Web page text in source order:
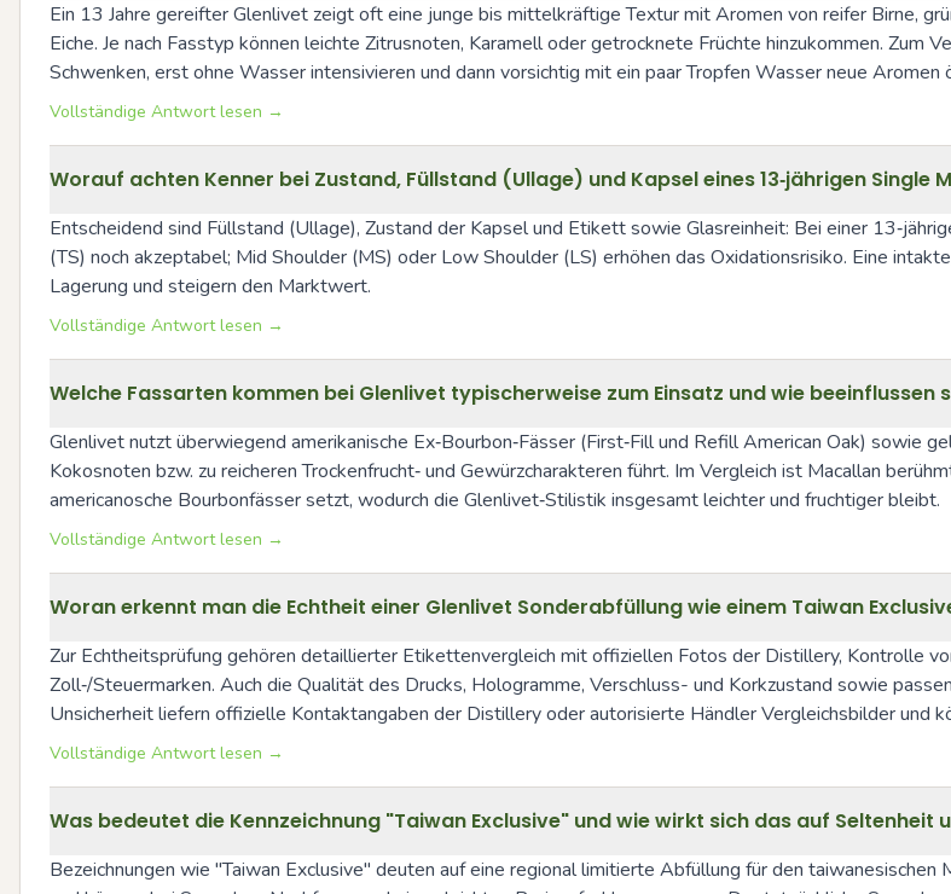
Ein 13 Jahre gereifter Glenlivet zeigt oft eine junge bis mittelkräftige Textur mit Aromen von reifer Birne,
Eiche. Je nach Fasstyp können leichte Zitrusnoten, Karamell oder getrocknete Früchte hinzukommen. Zum
Schwenken, erst ohne Wasser intensivieren und dann vorsichtig mit ein paar Tropfen Wasser neue Aromen
Vollständige Antwort lesen →
Worauf achten Kenner bei Zustand, Füllstand (Ullage) und Kapsel eines 13‑jährigen Single
Entscheidend sind Füllstand (Ullage), Zustand der Kapsel und Etikett sowie Glasreinheit: Bei einer
(TS) noch akzeptabel; Mid Shoulder (MS) oder Low Shoulder (LS) erhöhen das Oxidationsrisiko. Eine
Lagerung und steigern den Marktwert.
Vollständige Antwort lesen →
Welche Fassarten kommen bei Glenlivet typischerweise zum Einsatz und wie beeinflussen
Glenlivet nutzt überwiegend amerikanische Ex‑Bourbon‑Fässer (First‑Fill und Refill American Oak) sowie
Kokosnoten bzw. zu reicheren Trockenfrucht‑ und Gewürzcharakteren führt. Im Vergleich ist Macallan
americanosche Bourbonfässer setzt, wodurch die Glenlivet‑Stilistik insgesamt leichter und fruchtiger bleibt.
Vollständige Antwort lesen →
Woran erkennt man die Echtheit einer Glenlivet Sonderabfüllung wie einem Taiwan
Zur Echtheitsprüfung gehören detaillierter Etikettenvergleich mit offiziellen Fotos der Distillery, Kontrolle
Zoll‑/Steuermarken. Auch die Qualität des Drucks, Hologramme, Verschluss- und Korkzustand sowie
Unsicherheit liefern offizielle Kontaktangaben der Distillery oder autorisierte Händler Vergleichsbilder und
Vollständige Antwort lesen →
Was bedeutet die Kennzeichnung "Taiwan Exclusive" und wie wirkt sich das auf Seltenheit
Bezeichnungen wie "Taiwan Exclusive" deuten auf eine regional limitierte Abfüllung für den